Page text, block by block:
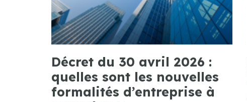
Décret du 30 avril 2026 :
quelles sont les nouvelles
formalités d’entreprise à